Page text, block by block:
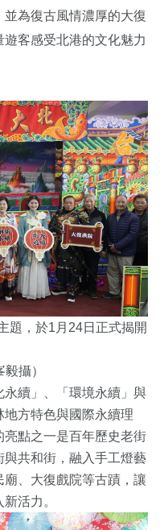
為復古風情濃厚的大復
客感受北港的文化魅力
題，於1月24日正式揭開
毅攝）
續」、「環境永續」與
地方特色與國際永續理
點之一是百年歷史老街
共和街，融入手工燈藝
、大復戲院等古蹟，讓
活力。